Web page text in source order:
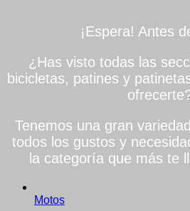
¡Espera! Antes
¿Has visto todas las
bicicletas, patines y
Tenemos una gran
todos los gustos y
la categoría que más te
Motos